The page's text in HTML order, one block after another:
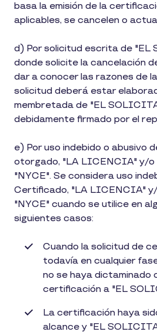
basa la emisión de la
aplicables, se cancelen o
d) Por solicitud escrita de "EL
donde solicite la cancelación
dar a conocer las razones de
solicitud deberá estar
membretada de "EL
debidamente firmado por el
e) Por uso indebido o abusivo
otorgado, "LA LICENCIA" y/o
"NYCE". Se considera uso
Certificado, "LA LICENCIA"
"NYCE" cuando se utilice en
siguientes casos:
Cuando la solicitud de
todavía en cualquier
no se haya dictaminado
certificación a "EL
La certificación haya
alcance y "EL